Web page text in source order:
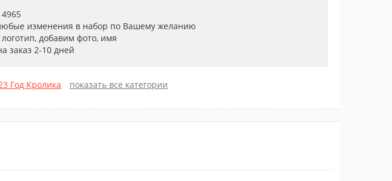
изменения в набор по Вашему желанию
добавим фото, имя
заказ 2-10 дней
Год Кролика показать все категории